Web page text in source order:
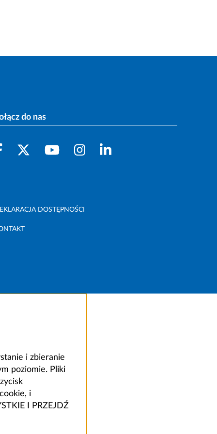
do nas
DOSTĘPNOŚCI
i zbieranie
poziomie. Pliki
i
I PRZEJDŹ